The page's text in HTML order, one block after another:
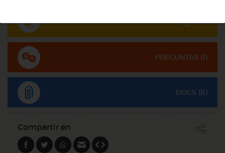
Quiz
PREGUNTAS (1)
DOCS (8)
Compartir en